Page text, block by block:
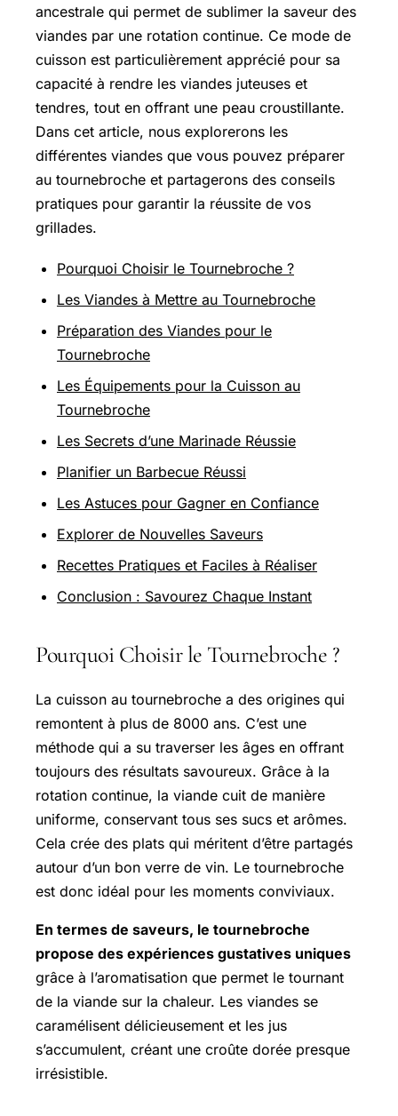
ancestrale qui permet de sublimer la saveur des
viandes par une rotation continue. Ce mode de
cuisson est particulièrement apprécié pour sa
capacité à rendre les viandes juteuses et
tendres, tout en offrant une peau croustillante.
Dans cet article, nous explorerons les
différentes viandes que vous pouvez préparer
au tournebroche et partagerons des conseils
pratiques pour garantir la réussite de vos
grillades.
Pourquoi Choisir le Tournebroche ?
Les Viandes à Mettre au Tournebroche
Préparation des Viandes pour le
Tournebroche
Les Équipements pour la Cuisson au
Tournebroche
Les Secrets d’une Marinade Réussie
Planifier un Barbecue Réussi
Les Astuces pour Gagner en Confiance
Explorer de Nouvelles Saveurs
Recettes Pratiques et Faciles à Réaliser
Conclusion : Savourez Chaque Instant
Pourquoi Choisir le Tournebroche ?
La cuisson au tournebroche a des origines qui
remontent à plus de 8000 ans. C’est une
méthode qui a su traverser les âges en offrant
toujours des résultats savoureux. Grâce à la
rotation continue, la viande cuit de manière
uniforme, conservant tous ses sucs et arômes.
Cela crée des plats qui méritent d’être partagés
autour d’un bon verre de vin. Le tournebroche
est donc idéal pour les moments conviviaux.
En termes de saveurs, le tournebroche
propose des expériences gustatives uniques
grâce à l’aromatisation que permet le tournant
de la viande sur la chaleur. Les viandes se
caramélisent délicieusement et les jus
s’accumulent, créant une croûte dorée presque
irrésistible.